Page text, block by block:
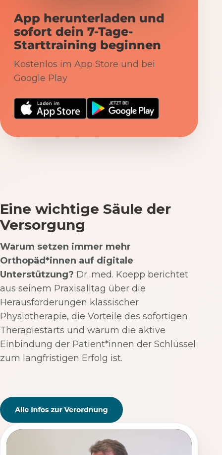
App herunterladen und
sofort dein 7-Tage-
Starttraining beginnen
Kostenlos im App Store und bei
Google Play
Eine wichtige Säule der
Versorgung
Warum setzen immer mehr
Orthopäd*innen auf digitale
Unterstützung? Dr. med. Koepp berichtet
aus seinem Praxisalltag über die
Herausforderungen klassischer
Physiotherapie, die Vorteile des sofortigen
Therapiestarts und warum die aktive
Einbindung der Patient*innen der Schlüssel
zum langfristigen Erfolg ist.